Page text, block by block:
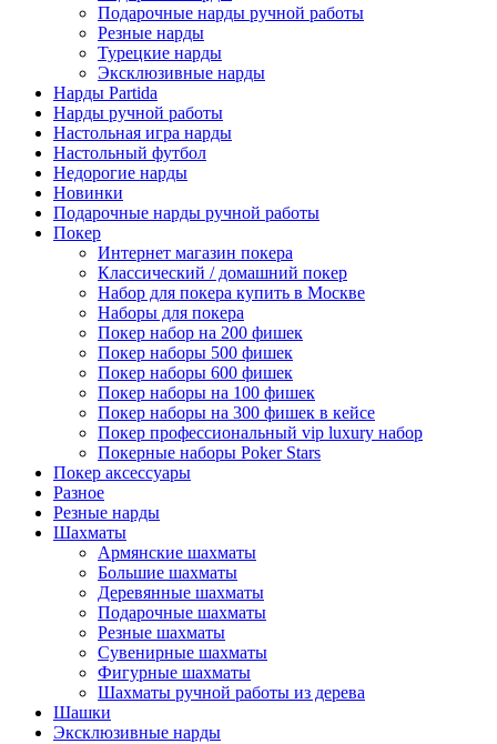
Подарочные нарды ручной работы
Резные нарды
Турецкие нарды
Эксклюзивные нарды
Нарды Partida
Нарды ручной работы
Настольная игра нарды
Настольный футбол
Недорогие нарды
Новинки
Подарочные нарды ручной работы
Покер
Интернет магазин покера
Классический / домашний покер
Набор для покера купить в Москве
Наборы для покера
Покер набор на 200 фишек
Покер наборы 500 фишек
Покер наборы 600 фишек
Покер наборы на 100 фишек
Покер наборы на 300 фишек в кейсе
Покер профессиональный vip luxury набор
Покерные наборы Poker Stars
Покер аксессуары
Разное
Резные нарды
Шахматы
Армянские шахматы
Большие шахматы
Деревянные шахматы
Подарочные шахматы
Резные шахматы
Сувенирные шахматы
Фигурные шахматы
Шахматы ручной работы из дерева
Шашки
Эксклюзивные нарды